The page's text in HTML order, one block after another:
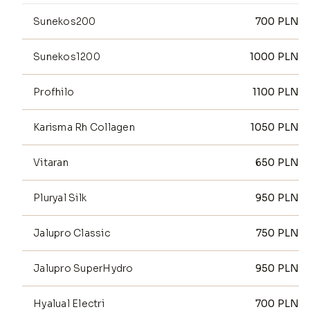
Sunekos200 700 PLN
Sunekos1200 1000 PLN
Profhilo 1100 PLN
Karisma Rh Collagen 1050 PLN
Vitaran 650 PLN
Pluryal Silk 950 PLN
Jalupro Classic 750 PLN
Jalupro SuperHydro 950 PLN
Hyalual Electri 700 PLN